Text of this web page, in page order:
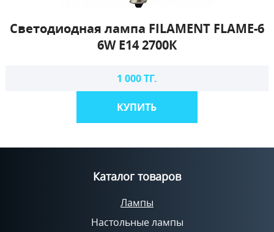
Светодиодная лампа FILAMENT FLAME-6
6W Е14 2700К
1 000 ТГ.
КУПИТЬ
Каталог товаров
Лампы
Настольные лампы